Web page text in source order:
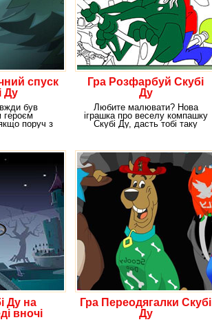
спуск
Ду
був
героєм
поруч з
Гра Розфарбуй Скубі
Ду
Любите малювати? Нова
іграшка про веселу компашку
Скубі Ду, дасть тобі таку
Ду на
вночі
Гра Переодягалки Скубі
Ду